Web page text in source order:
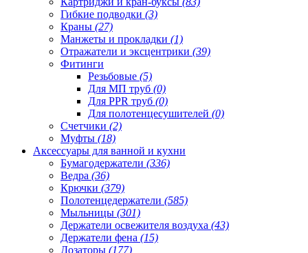
Гибкие подводки (3)
Краны (27)
Манжеты и прокладки (1)
Отражатели и эксцентрики (39)
Фитинги
Резьбовые (5)
Для МП труб (0)
Для PPR труб (0)
Для полотенцесушителей (0)
Счетчики (2)
Муфты (18)
Аксессуары для ванной и кухни
Бумагодержатели (336)
Ведра (36)
Крючки (379)
Полотенцедержатели (585)
Мыльницы (301)
Держатели освежителя воздуха (43)
Держатели фена (15)
Дозаторы (177)